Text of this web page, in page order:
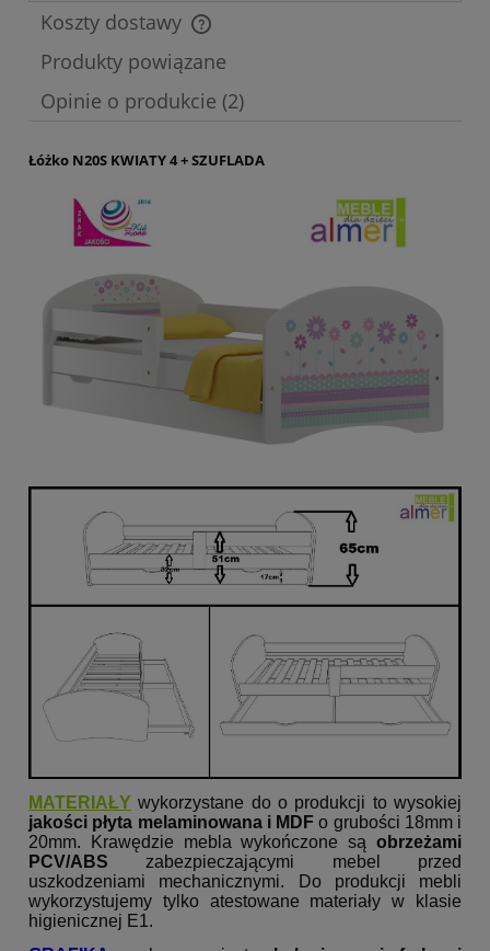
Koszty dostawy
Cena nie zawiera ewentualnych kosztów płatności
Produkty powiązane
Opinie o produkcie (2)
Łóżko N20S KWIATY 4 + SZUFLADA
MATERIAŁY wykorzystane do o produkcji to wysokiej
jakości płyta melaminowana i MDF o grubości 18mm i
20mm. Krawędzie mebla wykończone są obrzeżami
PCV/ABS zabezpieczającymi mebel przed
uszkodzeniami mechanicznymi. Do produkcji mebli
wykorzystujemy tylko atestowane materiały w klasie
higienicznej E1.